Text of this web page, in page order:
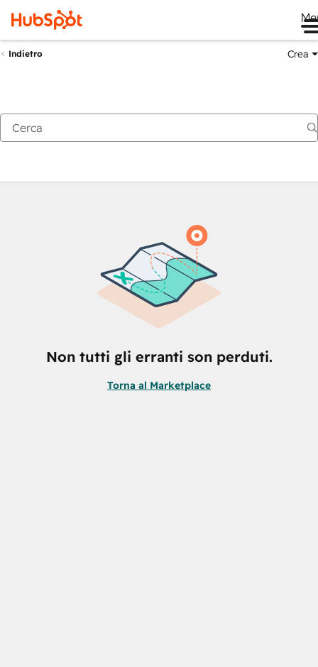
Indietro Crea
Non tutti gli erranti son perduti.
Torna al Marketplace